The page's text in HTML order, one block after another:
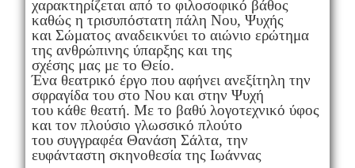
χαρακτηρίζεται από το φιλοσοφικό βάθος
καθώς η τρισυπόστατη πάλη Νου, Ψυχής
και Σώματος αναδεικνύει το αιώνιο ερώτημα
της ανθρώπινης ύπαρξης και της
σχέσης μας με το Θείο.
Ένα θεατρικό έργο που αφήνει ανεξίτηλη την
σφραγίδα του στο Νου και στην Ψυχή
του κάθε θεατή. Με το βαθύ λογοτεχνικό ύφος
και τον πλούσιο γλωσσικό πλούτο
του συγγραφέα Θανάση Σάλτα, την
ευφάνταστη σκηνοθεσία της Ιωάννας